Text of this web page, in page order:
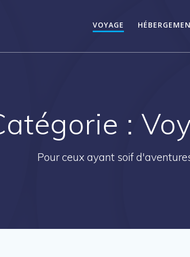
VOYAGE
:
Pour ceux ayant soif